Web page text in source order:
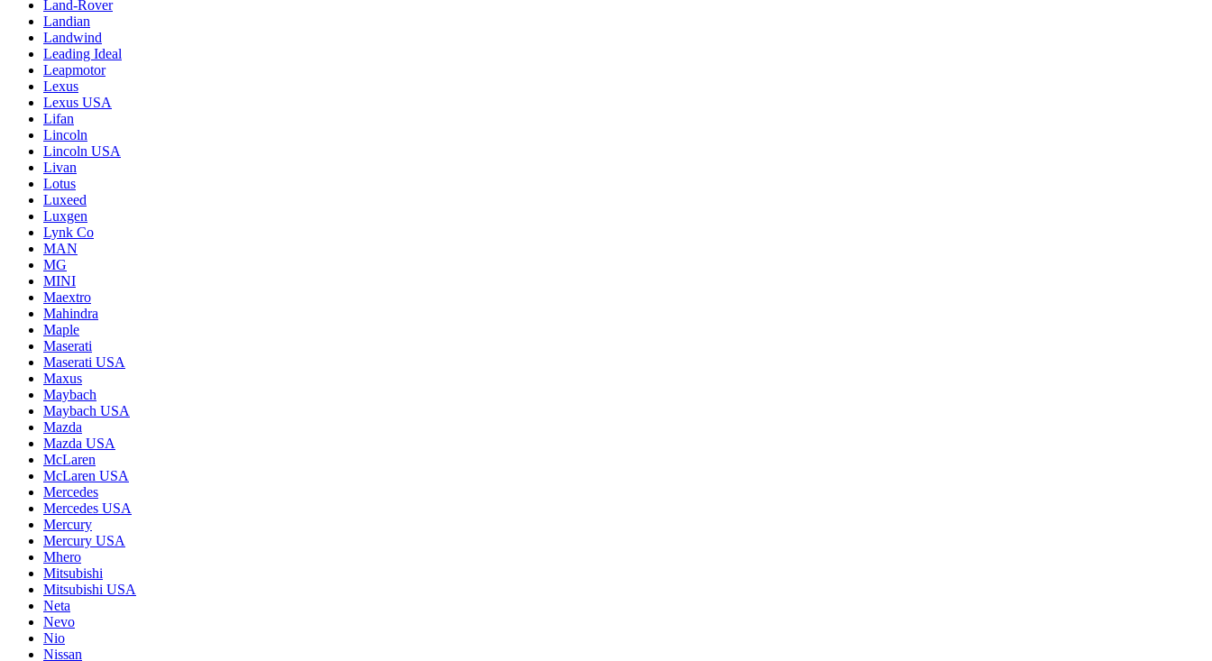
Land-Rover
Landian
Landwind
Leading Ideal
Leapmotor
Lexus
Lexus USA
Lifan
Lincoln
Lincoln USA
Livan
Lotus
Luxeed
Luxgen
Lynk Co
MAN
MG
MINI
Maextro
Mahindra
Maple
Maserati
Maserati USA
Maxus
Maybach
Maybach USA
Mazda
Mazda USA
McLaren
McLaren USA
Mercedes
Mercedes USA
Mercury
Mercury USA
Mhero
Mitsubishi
Mitsubishi USA
Neta
Nevo
Nio
Nissan